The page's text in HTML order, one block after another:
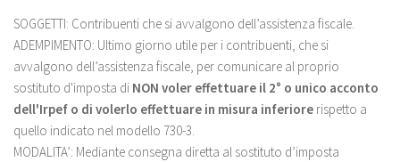
SOGGETTI: Contribuenti che si avvalgono dell’assistenza fiscale.
ADEMPIMENTO: Ultimo giorno utile per i contribuenti, che si
avvalgono dell’assistenza fiscale, per comunicare al proprio
sostituto d'imposta di NON voler effettuare il 2° o unico acconto
dell'Irpef o di volerlo effettuare in misura inferiore rispetto a
quello indicato nel modello 730-3.
MODALITA’: Mediante consegna diretta al sostituto d’imposta